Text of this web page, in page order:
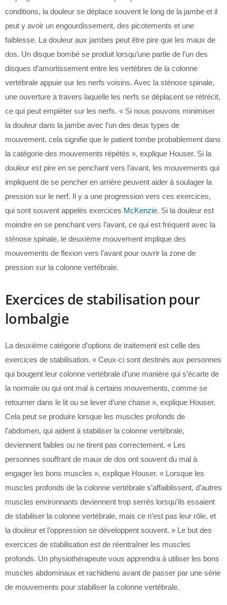
conditions, la douleur se déplace souvent le long de la jambe et il
peut y avoir un engourdissement, des picotements et une
faiblesse. La douleur aux jambes peut être pire que les maux de
dos. Un disque bombé se produit lorsqu’une partie de l’un des
disques d’amortissement entre les vertèbres de la colonne
vertébrale appuie sur les nerfs voisins. Avec la sténose spinale,
une ouverture à travers laquelle les nerfs se déplacent se rétrécit,
ce qui peut empiéter sur les nerfs. « Si nous pouvons minimiser
la douleur dans la jambe avec l’un des deux types de
mouvement, cela signifie que le patient tombe probablement dans
la catégorie des mouvements répétés », explique Houser. Si la
douleur est pire en se penchant vers l’avant, les mouvements qui
impliquent de se pencher en arrière peuvent aider à soulager la
pression sur le nerf. Il y a une progression vers ces exercices,
qui sont souvent appelés exercices McKenzie. Si la douleur est
moindre en se penchant vers l’avant, ce qui est fréquent avec la
sténose spinale, le deuxième mouvement implique des
mouvements de flexion vers l’avant pour ouvrir la zone de
pression sur la colonne vertébrale.
Exercices de stabilisation pour
lombalgie
La deuxième catégorie d’options de traitement est celle des
exercices de stabilisation. « Ceux-ci sont destinés aux personnes
qui bougent leur colonne vertébrale d’une manière qui s’écarte de
la normale ou qui ont mal à certains mouvements, comme se
retourner dans le lit ou se lever d’une chaise », explique Houser.
Cela peut se produire lorsque les muscles profonds de
l’abdomen, qui aident à stabiliser la colonne vertébrale,
deviennent faibles ou ne tirent pas correctement. « Les
personnes souffrant de maux de dos ont souvent du mal à
engager les bons muscles », explique Houser. « Lorsque les
muscles profonds de la colonne vertébrale s’affaiblissent, d’autres
muscles environnants deviennent trop serrés lorsqu’ils essaient
de stabiliser la colonne vertébrale, mais ce n’est pas leur rôle, et
la douleur et l’oppression se développent souvent. » Le but des
exercices de stabilisation est de réentraîner les muscles
profonds. Un physiothérapeute vous apprendra à utiliser les bons
muscles abdominaux et rachidiens avant de passer par une série
de mouvements pour stabiliser la colonne vertébrale.